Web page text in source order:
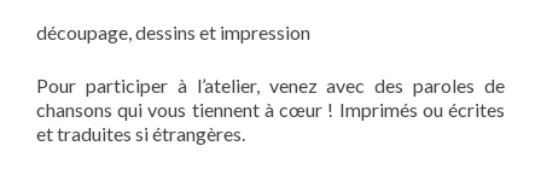
découpage, dessins et impression
Pour participer à l’atelier, venez avec des paroles de
chansons qui vous tiennent à cœur ! Imprimés ou écrites
et traduites si étrangères.